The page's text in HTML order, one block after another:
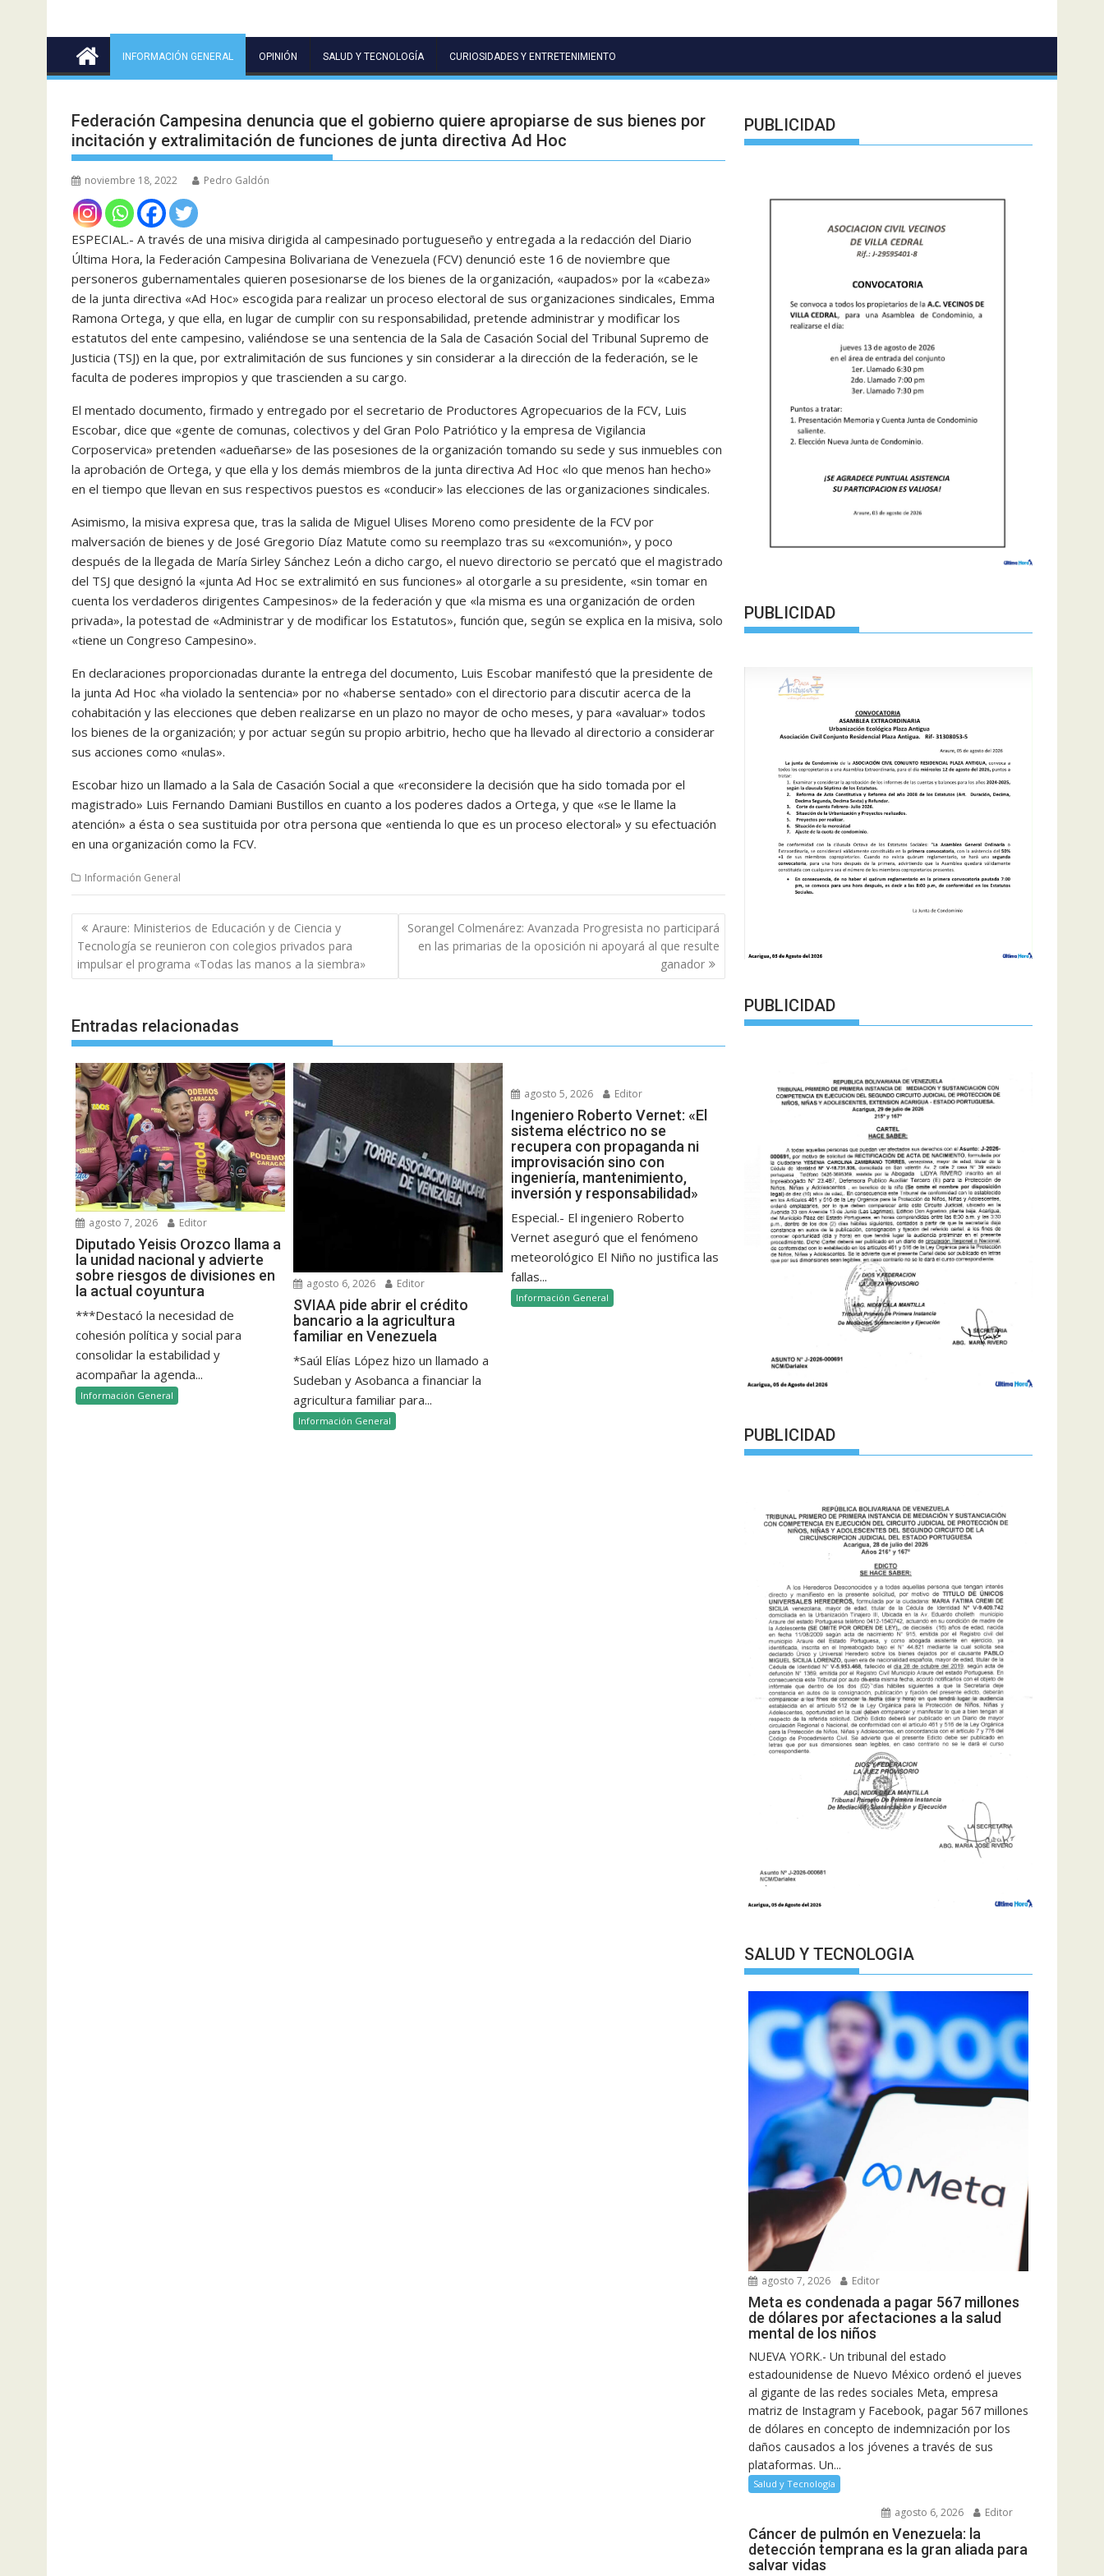
INFORMACIÓN GENERAL OPINIÓN SALUD Y TECNOLOGÍA CURIOSIDADES Y ENTRETENIMIENTO
Federación Campesina denuncia que el gobierno quiere apropiarse de sus bienes por
incitación y extralimitación de funciones de junta directiva Ad Hoc
noviembre 18, 2022 Pedro Galdón
ESPECIAL.- A través de una misiva dirigida al campesinado portugueseño y entregada a la redacción del Diario
Última Hora, la Federación Campesina Bolivariana de Venezuela (FCV) denunció este 16 de noviembre que
personeros gubernamentales quieren posesionarse de los bienes de la organización, «aupados» por la «cabeza»
de la junta directiva «Ad Hoc» escogida para realizar un proceso electoral de sus organizaciones sindicales, Emma
Ramona Ortega, y que ella, en lugar de cumplir con su responsabilidad, pretende administrar y modificar los
estatutos del ente campesino, valiéndose se una sentencia de la Sala de Casación Social del Tribunal Supremo de
Justicia (TSJ) en la que, por extralimitación de sus funciones y sin considerar a la dirección de la federación, se le
faculta de poderes impropios y que trascienden a su cargo.
El mentado documento, firmado y entregado por el secretario de Productores Agropecuarios de la FCV, Luis
Escobar, dice que «gente de comunas, colectivos y del Gran Polo Patriótico y la empresa de Vigilancia
Corposervica» pretenden «adueñarse» de las posesiones de la organización tomando su sede y sus inmuebles con
la aprobación de Ortega, y que ella y los demás miembros de la junta directiva Ad Hoc «lo que menos han hecho»
en el tiempo que llevan en sus respectivos puestos es «conducir» las elecciones de las organizaciones sindicales.
Asimismo, la misiva expresa que, tras la salida de Miguel Ulises Moreno como presidente de la FCV por
malversación de bienes y de José Gregorio Díaz Matute como su reemplazo tras su «excomunión», y poco
después de la llegada de María Sirley Sánchez León a dicho cargo, el nuevo directorio se percató que el magistrado
del TSJ que designó la «junta Ad Hoc se extralimitó en sus funciones» al otorgarle a su presidente, «sin tomar en
cuenta los verdaderos dirigentes Campesinos» de la federación y que «la misma es una organización de orden
privada», la potestad de «Administrar y de modificar los Estatutos», función que, según se explica en la misiva, solo
«tiene un Congreso Campesino».
En declaraciones proporcionadas durante la entrega del documento, Luis Escobar manifestó que la presidente de
la junta Ad Hoc «ha violado la sentencia» por no «haberse sentado» con el directorio para discutir acerca de la
cohabitación y las elecciones que deben realizarse en un plazo no mayor de ocho meses, y para «avaluar» todos
los bienes de la organización; y por actuar según su propio arbitrio, hecho que ha llevado al directorio a considerar
sus acciones como «nulas».
Escobar hizo un llamado a la Sala de Casación Social a que «reconsidere la decisión que ha sido tomada por el
magistrado» Luis Fernando Damiani Bustillos en cuanto a los poderes dados a Ortega, y que «se le llame la
atención» a ésta o sea sustituida por otra persona que «entienda lo que es un proceso electoral» y su efectuación
en una organización como la FCV.
Información General
Navegación
de
entradas
Araure: Ministerios de Educación y de Ciencia y
Tecnología se reunieron con colegios privados para
impulsar el programa «Todas las manos a la siembra»
Sorangel Colmenárez: Avanzada Progresista no participará
en las primarias de la oposición ni apoyará al que resulte
ganador
Entradas relacionadas
agosto 7, 2026 Editor
Diputado Yeisis Orozco llama a
la unidad nacional y advierte
sobre riesgos de divisiones en
la actual coyuntura
***Destacó la necesidad de
cohesión política y social para
consolidar la estabilidad y
acompañar la agenda...
Información General
agosto 6, 2026 Editor
SVIAA pide abrir el crédito
bancario a la agricultura
familiar en Venezuela
*Saúl Elías López hizo un llamado a
Sudeban y Asobanca a financiar la
agricultura familiar para...
Información General
agosto 5, 2026 Editor
Ingeniero Roberto Vernet: «El
sistema eléctrico no se
recupera con propaganda ni
improvisación sino con
ingeniería, mantenimiento,
inversión y responsabilidad»
Especial.- El ingeniero Roberto
Vernet aseguró que el fenómeno
meteorológico El Niño no justifica las
fallas...
Información General
PUBLICIDAD
PUBLICIDAD
PUBLICIDAD
PUBLICIDAD
SALUD Y TECNOLOGIA
agosto 7, 2026 Editor
Meta es condenada a pagar 567 millones
de dólares por afectaciones a la salud
mental de los niños
NUEVA YORK.- Un tribunal del estado
estadounidense de Nuevo México ordenó el jueves
al gigante de las redes sociales Meta, empresa
matriz de Instagram y Facebook, pagar 567 millones
de dólares en concepto de indemnización por los
daños causados a los jóvenes a través de sus
plataformas. Un...
Salud y Tecnología
agosto 6, 2026 Editor
Cáncer de pulmón en Venezuela: la
detección temprana es la gran aliada para
salvar vidas